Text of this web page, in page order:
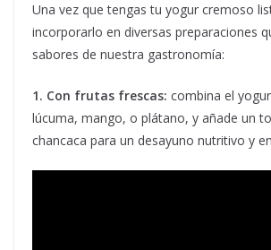
Una vez que tengas tu yogur cremoso
incorporarlo en diversas preparaciones
sabores de nuestra gastronomía:
1. Con frutas frescas: combina el
lúcuma, mango, o plátano, y añade un
chancaca para un desayuno nutritivo y